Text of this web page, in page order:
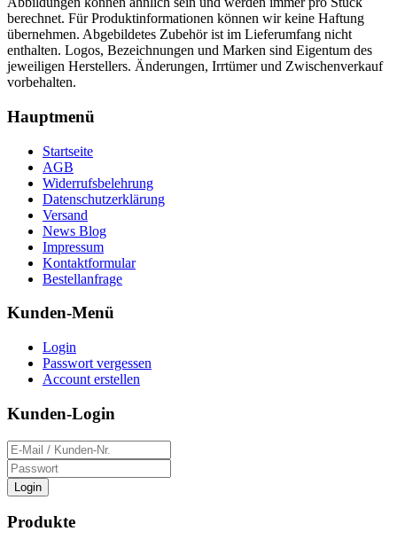
berechnet. Für Produktinformationen können wir keine Haftung
übernehmen. Abgebildetes Zubehör ist im Lieferumfang nicht
enthalten. Logos, Bezeichnungen und Marken sind Eigentum des
jeweiligen Herstellers. Änderungen, Irrtümer und Zwischenverkauf
vorbehalten.
Hauptmenü
Startseite
AGB
Widerrufsbelehrung
Datenschutzerklärung
Versand
News Blog
Impressum
Kontaktformular
Bestellanfrage
Kunden-Menü
Login
Passwort vergessen
Account erstellen
Kunden-Login
Login
Produkte